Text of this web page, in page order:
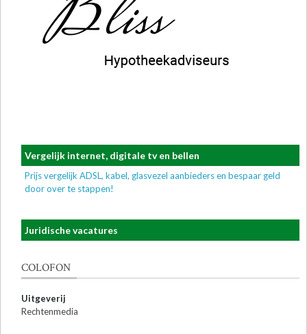
Vergelijk internet, digitale tv en bellen
Prijs vergelijk ADSL, kabel, glasvezel aanbieders en bespaar geld
door over te stappen!
Juridische vacatures
COLOFON
Uitgeverij
Rechtenmedia